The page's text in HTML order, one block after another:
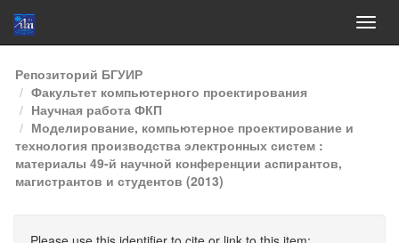
Skip
navigation
Репозиторий БГУИР
Факультет компьютерного проектирования
Научная работа ФКП
Моделирование, компьютерное проектирование и
технология производства электронных систем :
материалы 49-й научной конференции аспирантов,
магистрантов и студентов (2013)